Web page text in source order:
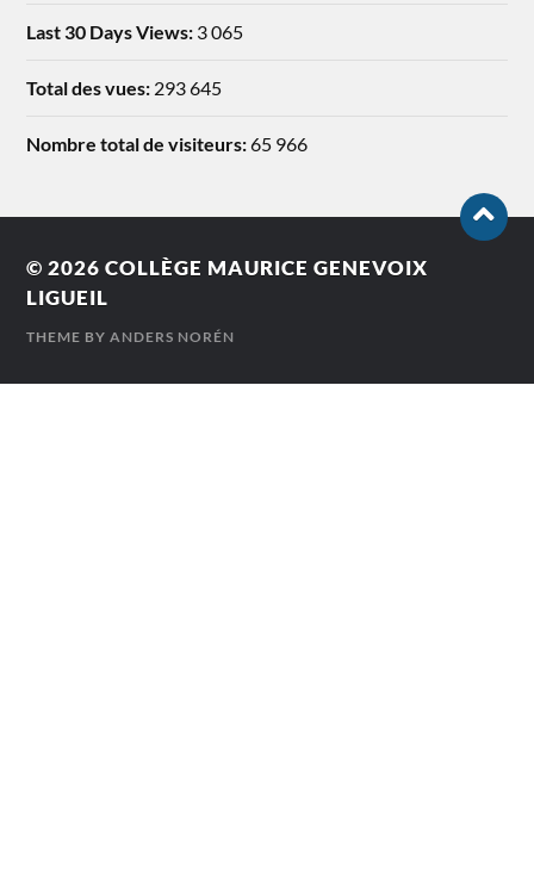
Last 30 Days Views: 3 065
Total des vues:293 645
Nombre total de visiteurs:65 966
© 2026COLLÈGE MAURICE GENEVOIX
LIGUEIL
THEME BYANDERS NORÉN